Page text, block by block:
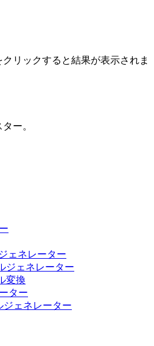
リックすると結果が表示されま
ー。
ェネレーター
ジェネレーター
変換
ター
ジェネレーター